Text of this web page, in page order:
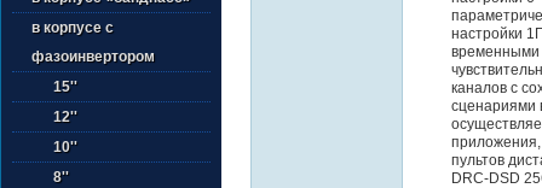
в корпусе с
фазоинвертором
15''
12''
10''
8''
настройки
временными
каналов с
сценариями
приложения,
пультов
DRC-DSD